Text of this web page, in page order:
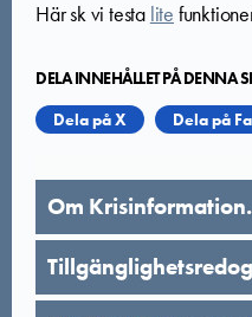
Här sk vi testa lite
DELA INNEHÅLLET PÅ DENNA
Dela på X
Dela på
Om